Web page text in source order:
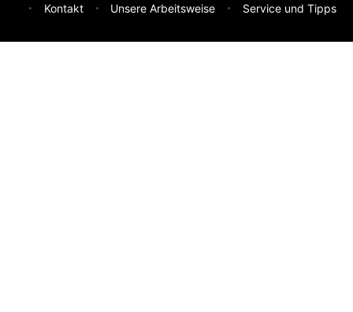
Kontakt
Unsere Arbeitsweise Service und Tipps